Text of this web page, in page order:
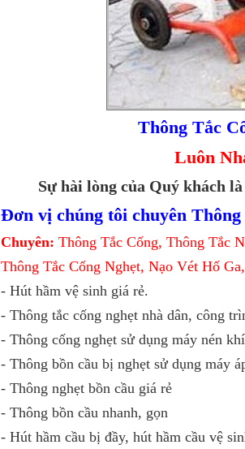
Thông Tắc
Luôn
Sự hài lòng của Quý khách
Đơn vị chúng tôi chuyên Thông
Chuyên: Thông Tắc Cống, Thông Tắc
Thông Tắc Cống Nghẹt, Nạo Vét Hố
- Hút hầm vệ sinh giá rẻ.
- Thông tắc cống nghẹt nhà dân, công
- Thông cống nghẹt sử dụng máy nén
- Thông bồn cầu bị nghẹt sử dụng máy
- Thông nghẹt bồn cầu giá rẻ
- Thông bồn cầu nhanh, gọn
- Hút hầm cầu bị đầy, hút hầm cầu vệ